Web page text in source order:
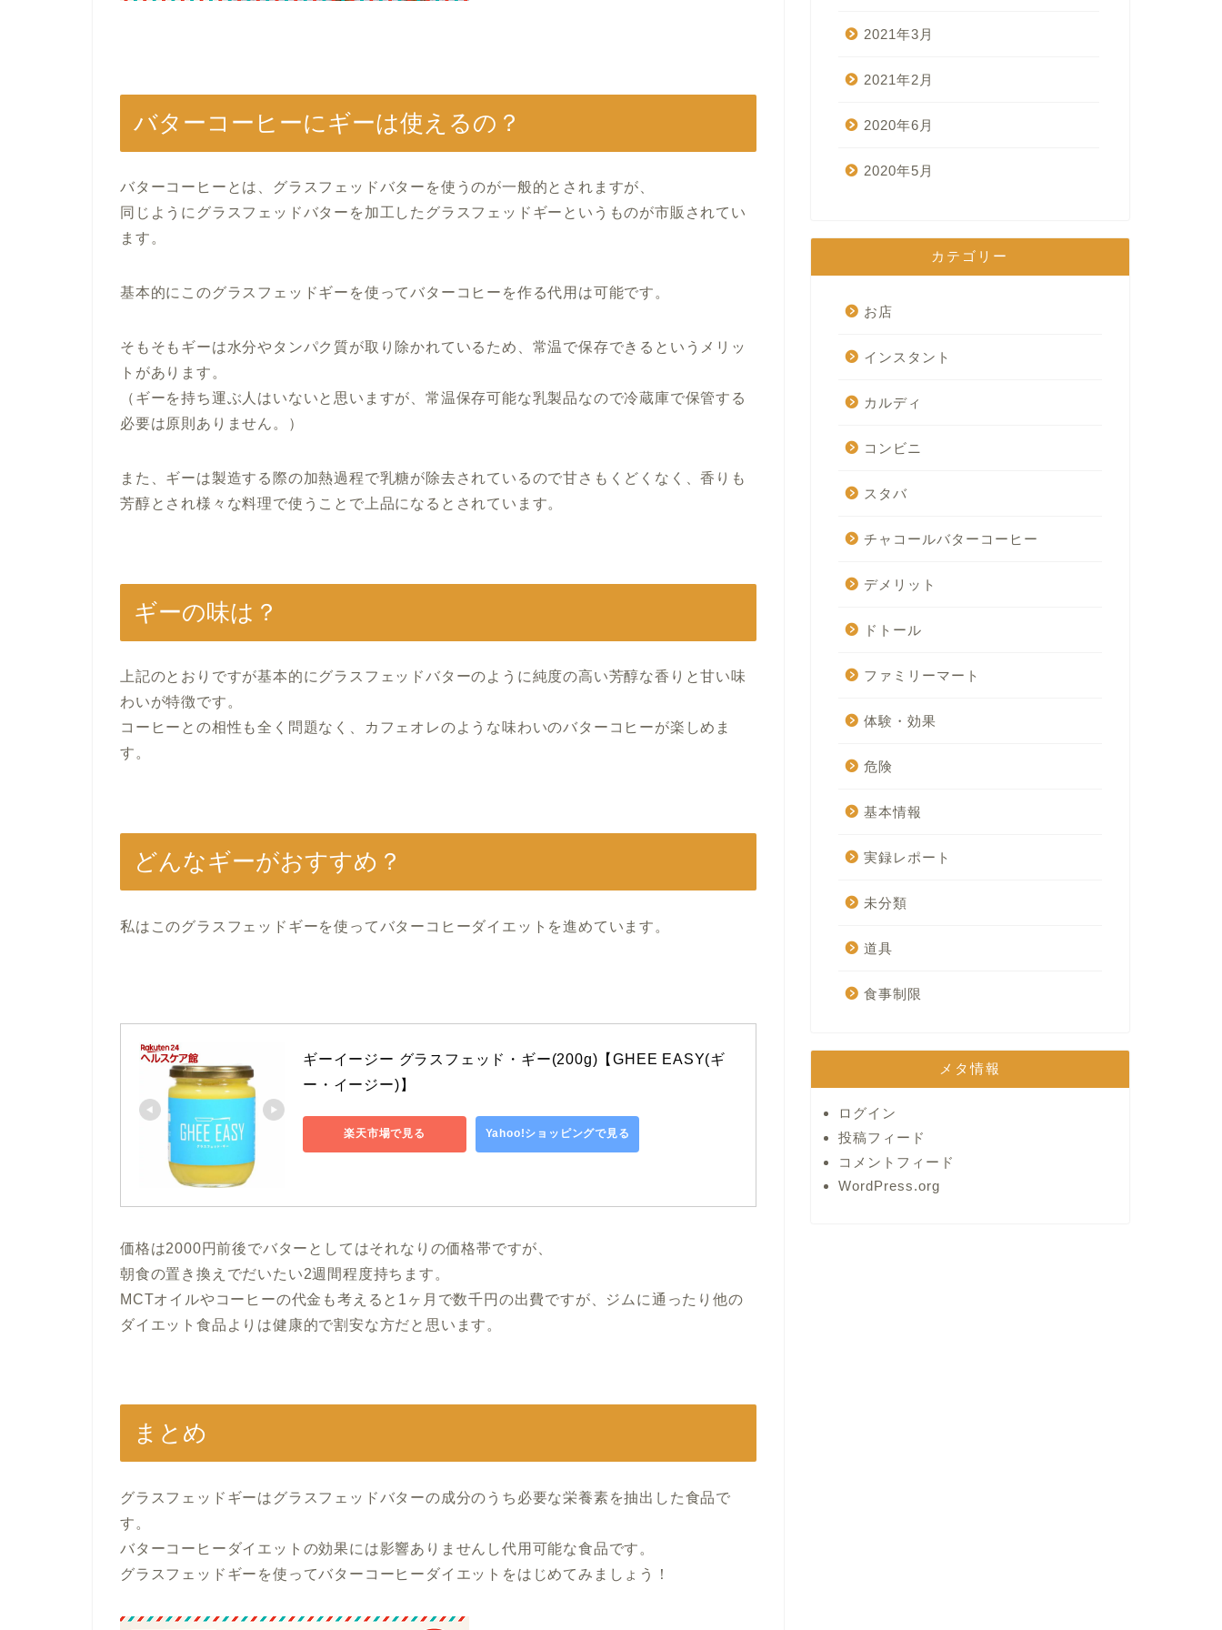
バターコーヒーにギーは使えるの？
バターコーヒーとは、グラスフェッドバターを使うのが一般的とされますが、
同じようにグラスフェッドバターを加工したグラスフェッドギーというものが市販されてい
ます。
基本的にこのグラスフェッドギーを使ってバターコヒーを作る代用は可能です。
そもそもギーは水分やタンパク質が取り除かれているため、常温で保存できるというメリッ
トがあります。
（ギーを持ち運ぶ人はいないと思いますが、常温保存可能な乳製品なので冷蔵庫で保管する
必要は原則ありません。）
また、ギーは製造する際の加熱過程で乳糖が除去されているので甘さもくどくなく、香りも
芳醇とされ様々な料理で使うことで上品になるとされています。
ギーの味は？
上記のとおりですが基本的にグラスフェッドバターのように純度の高い芳醇な香りと甘い味
わいが特徴です。
コーヒーとの相性も全く問題なく、カフェオレのような味わいのバターコヒーが楽しめま
す。
どんなギーがおすすめ？
私はこのグラスフェッドギーを使ってバターコヒーダイエットを進めています。
ギーイージー グラスフェッド・ギー(200g)【GHEE EASY(ギ
ー・イージー)】
楽天市場で見る Yahoo!ショッピングで見る
価格は2000円前後でバターとしてはそれなりの価格帯ですが、
朝食の置き換えでだいたい2週間程度持ちます。
MCTオイルやコーヒーの代金も考えると1ヶ月で数千円の出費ですが、ジムに通ったり他の
ダイエット食品よりは健康的で割安な方だと思います。
まとめ
グラスフェッドギーはグラスフェッドバターの成分のうち必要な栄養素を抽出した食品で
す。
バターコーヒーダイエットの効果には影響ありませんし代用可能な食品です。
グラスフェッドギーを使ってバターコーヒーダイエットをはじめてみましょう！
2021年3月
2021年2月
2020年6月
2020年5月
カテゴリー
お店
インスタント
カルディ
コンビニ
スタバ
チャコールバターコーヒー
デメリット
ドトール
ファミリーマート
体験・効果
危険
基本情報
実録レポート
未分類
道具
食事制限
メタ情報
ログイン
投稿フィード
コメントフィード
WordPress.org